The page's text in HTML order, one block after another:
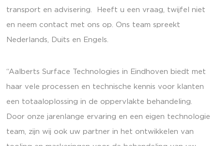
transport en advisering. Heeft u een vraag, twijfel niet
en neem contact met ons op. Ons team spreekt
Nederlands, Duits en Engels.
“Aalberts Surface Technologies in Eindhoven biedt met
haar vele processen en technische kennis voor klanten
een totaaloplossing in de oppervlakte behandeling.
Door onze jarenlange ervaring en een eigen technologie
team, zijn wij ook uw partner in het ontwikkelen van